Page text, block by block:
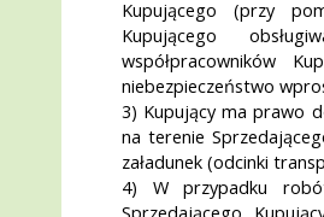
Kupującego (przy
Kupującego
współpracowników
niebezpieczeństwo
3) Kupujący ma prawo
na terenie
załadunek (odcinki
4) W przypadku
Sprzedającego,